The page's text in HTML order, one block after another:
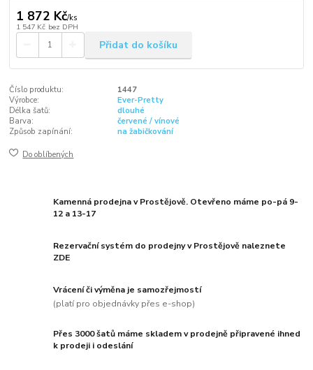
1 872 Kč/ks
1 547 Kč bez DPH
Přidat do košíku
Číslo produktu:
1447
Výrobce:
Ever-Pretty
Délka šatů:
dlouhé
Barva:
červené / vínové
Způsob zapínání:
na žabičkování
Do oblíbených
Kamenná prodejna v Prostějově. Otevřeno máme po-pá 9-
12 a 13-17
Rezervační systém do prodejny v Prostějově naleznete
ZDE
Vrácení či výměna je samozřejmostí
(platí pro objednávky přes e-shop)
Přes 3000 šatů máme skladem v prodejně připravené ihned
k prodeji i odeslání